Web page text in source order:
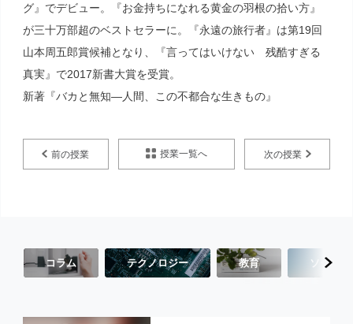
グ』でデビュー。『お金持ちになれる黄金の羽根の拾い方』
が三十万部超のベストセラーに。『永遠の旅行者』は第19回
山本周五郎賞候補となり、『言ってはいけない 残酷すぎる
真実』で2017新書大賞を受賞。
新著『バカと無知―人間、この不都合な生きもの』
前の授業 授業一覧へ 次の授業
コラム テクノロジー 教育 ソーシャ